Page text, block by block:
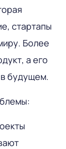
стартапы
Более
а его
будущем.